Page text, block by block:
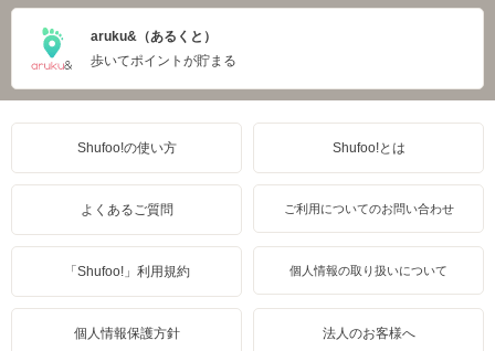
aruku&（あるくと）
歩いてポイントが貯まる
Shufoo!の使い方 Shufoo!とは
よくあるご質問 ご利用についてのお問い合わせ
「Shufoo!」利用規約 個人情報の取り扱いについて
個人情報保護方針 法人のお客様へ